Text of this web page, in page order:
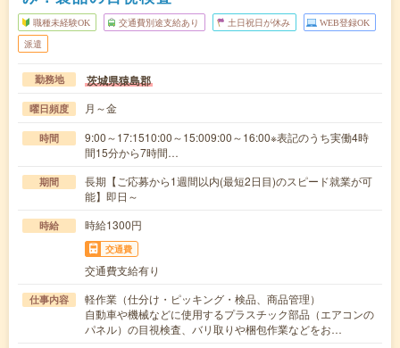
職種未経験OK 交通費別途支給あり 土日祝日が休み WEB登録OK
派遣
勤務地 茨城県猿島郡
曜日頻度 月～金
時間
9:00～17:1510:00～15:009:00～16:00※表記のうち実働4時
間15分から7時間…
期間
長期【ご応募から1週間以内(最短2日目)のスピード就業が可
能】即日～
時給 時給1300円
交通費
交通費支給有り
仕事内容
軽作業（仕分け・ピッキング・検品、商品管理）
自動車や機械などに使用するプラスチック部品（エアコンの
パネル）の目視検査、バリ取りや梱包作業などをお…